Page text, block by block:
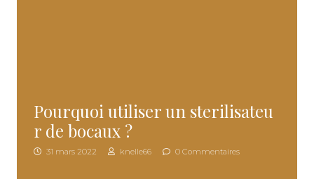
Pourquoi utiliser un sterilisateu
r de bocaux ?
31 mars 2022 knelle66 0 Commentaires